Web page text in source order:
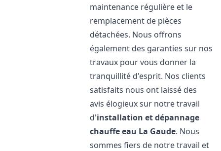
maintenance régulière et le
remplacement de pièces
détachées. Nous offrons
également des garanties sur nos
travaux pour vous donner la
tranquillité d'esprit. Nos clients
satisfaits nous ont laissé des
avis élogieux sur notre travail
d'installation et dépannage
chauffe eau La Gaude. Nous
sommes fiers de notre travail et